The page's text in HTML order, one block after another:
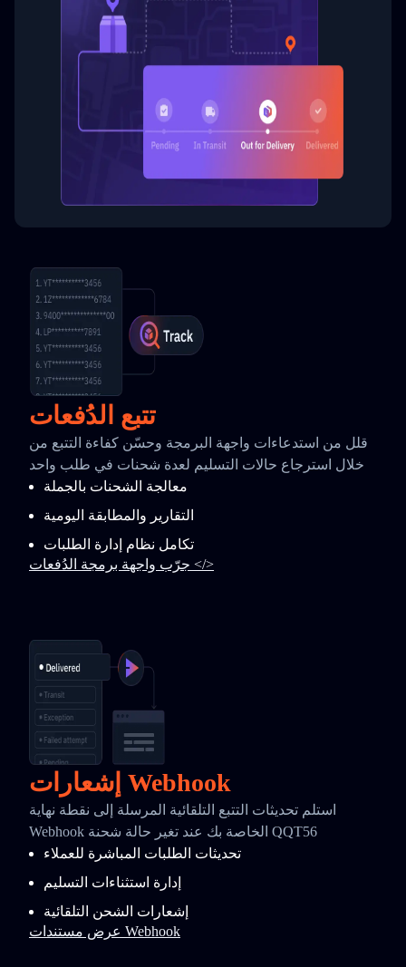
تتبع الدُفعات
قلل من استدعاءات واجهة البرمجة وحسّن كفاءة التتبع من
خلال استرجاع حالات التسليم لعدة شحنات في طلب واحد
معالجة الشحنات بالجملة
التقارير والمطابقة اليومية
تكامل نظام إدارة الطلبات
جرّب واجهة برمجة الدُفعات </>
إشعارات Webhook
استلم تحديثات التتبع التلقائية المرسلة إلى نقطة نهاية
Webhook الخاصة بك عند تغير حالة شحنة QQT56
تحديثات الطلبات المباشرة للعملاء
إدارة استثناءات التسليم
إشعارات الشحن التلقائية
عرض مستندات Webhook